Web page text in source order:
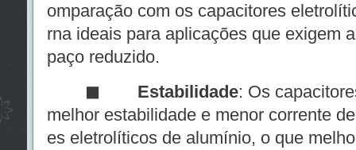
omparação com os capacitores
rna ideais para aplicações que exigem
paço reduzido.
◼ Estabilidade: Os
melhor estabilidade e menor corrente
es eletrolíticos de alumínio, o que